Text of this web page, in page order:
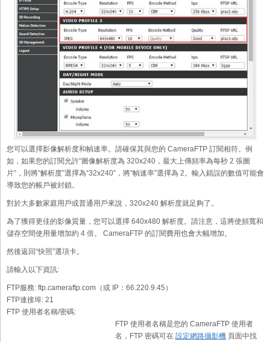
您可以選擇影像解析度和幀速率。請確保其與您的 CameraFTP 訂閱相符。例
如，如果您的訂閱允許“圖像解析度為 320x240，最大上傳頻率為每秒 2 張圖
片”，則將“解析度”選擇為“32x240”，將“幀速率”選擇為 2。輸入錯誤的數值可能會
導致您的帳戶被封鎖。
對於大多數家庭用戶或普通用戶來說，320x240 解析度就足夠了。
為了獲得更佳的影像質量，您可以選擇 640x480 解析度。請注意，這將使頻寬和
儲存空間使用量增加約 4 倍。 CameraFTP 的訂閱費用也會大幅增加。
然後返回“快照”選項卡。
請輸入以下資訊:
FTP服務: ftp.cameraftp.com（或 IP：66.220.9.45）
FTP連接埠: 21
FTP 使用者名稱/密碼:
FTP 使用者名稱是您的 CameraFTP 使用者
名，FTP 密碼可在 設定網路攝影機 頁面中找